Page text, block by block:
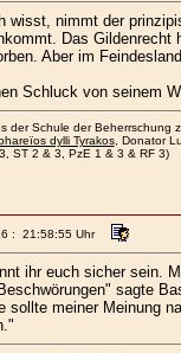
wisst, nimmt der
Das
Aber im
Schluck von seinem
der Schule der Beherrschung
dylli Tyrakos, Donator
ST 2 & 3, PzE 1 & 3 & RF 3)
: 21:58:55 Uhr
ihr euch sicher sein.
sagte
sollte meiner Meinung